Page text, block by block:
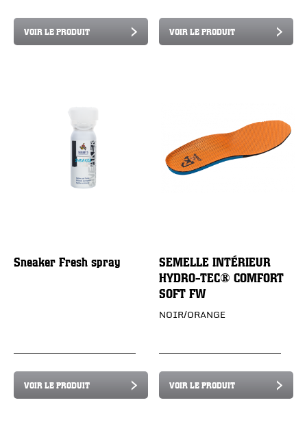
VOIR LE PRODUIT VOIR LE PRODUIT
Sneaker Fresh spray
VOIR LE PRODUIT
SEMELLE INTÉRIEUR
HYDRO-TEC® COMFORT
SOFT FW
NOIR/ORANGE
VOIR LE PRODUIT